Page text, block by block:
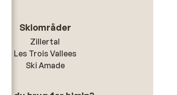
Skiområder
Zillertal
Les Trois Vallees
Ski Amade